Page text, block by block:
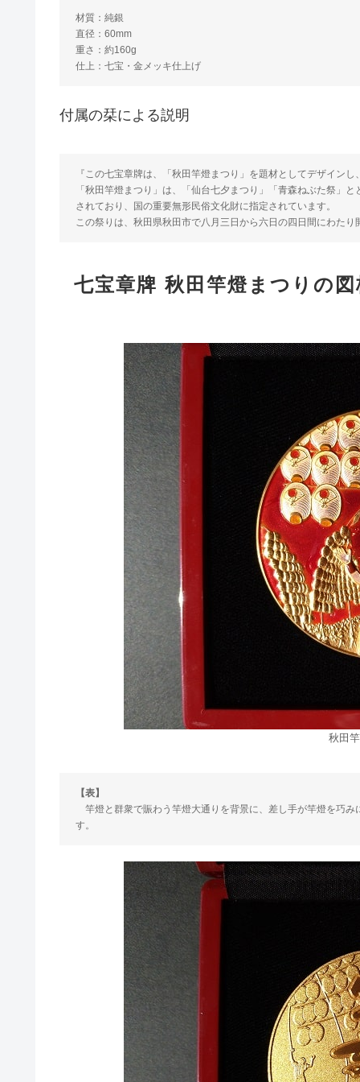
材質：純銀
直径：60mm
重さ：約160g
仕上：七宝・金メッキ仕上げ
付属の栞による説明
『この七宝章牌は、「秋田竿燈まつり」を題材としてデザイン
「秋田竿燈まつり」は、「仙台七夕まつり」「青森ねぶた祭」
されており、国の重要無形民俗文化財に指定されています。
この祭りは、秋田県秋田市で八月三日から六日の四日間にわた
七宝章牌 秋田竿燈まつりの
秋田
【表】
竿燈と群衆で賑わう竿燈大通りを背景に、差し手が竿燈を巧
す。